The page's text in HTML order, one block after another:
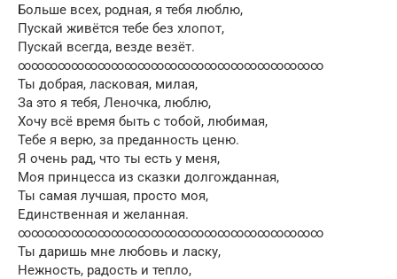
Больше всех, родная, я тебя люблю,
Пускай живётся тебе без хлопот,
Пускай всегда, везде везёт.
∞∞∞∞∞∞∞∞∞∞∞∞∞∞∞∞∞∞∞∞∞∞∞
Ты добрая, ласковая, милая,
За это я тебя, Леночка, люблю,
Хочу всё время быть с тобой, любимая,
Тебе я верю, за преданность ценю.
Я очень рад, что ты есть у меня,
Моя принцесса из сказки долгожданная,
Ты самая лучшая, просто моя,
Единственная и желанная.
∞∞∞∞∞∞∞∞∞∞∞∞∞∞∞∞∞∞∞∞∞∞∞
Ты даришь мне любовь и ласку,
Нежность, радость и тепло,